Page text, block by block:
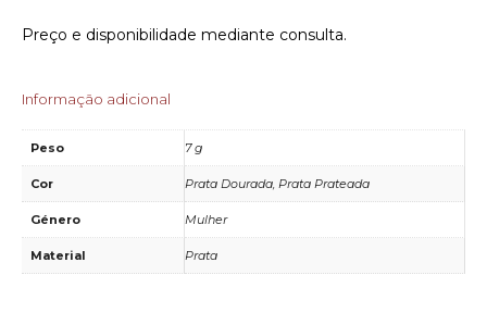
Preço e disponibilidade mediante consulta.
Informação adicional
Peso 7 g
Cor Prata Dourada, Prata Prateada
Género Mulher
Material Prata